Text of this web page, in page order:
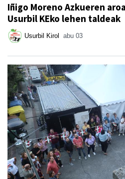
Iñigo Moreno Azkueren
Usurbil KEko lehen taldeak
Usurbil Kirol abu 03